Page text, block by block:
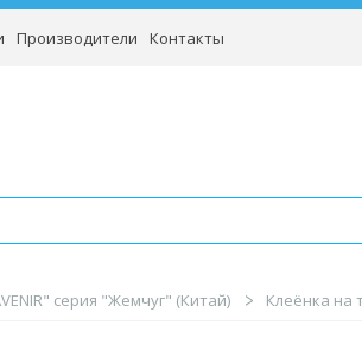
Производители Контакты
серия "Жемчуг" (Китай) Клеёнка на